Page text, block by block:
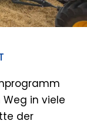
in viele
der